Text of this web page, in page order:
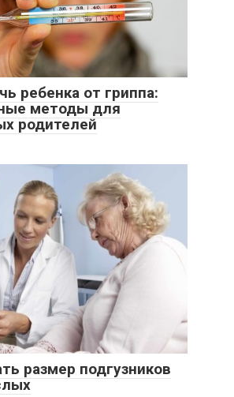
ребенка от гриппа:
методы для
родителей
размер подгузников